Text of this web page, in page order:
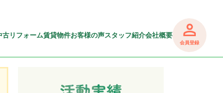
古リフォーム賃貸物件お客様の声スタッフ紹介会社概要
会員登録